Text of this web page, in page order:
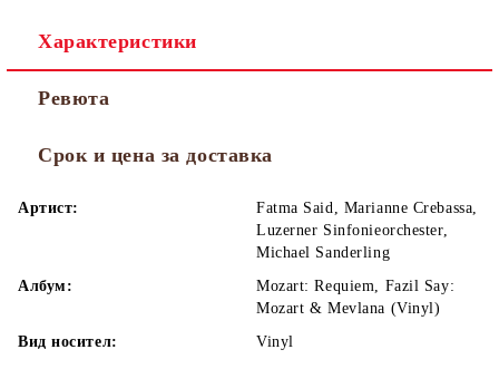
Характеристики
Ревюта
Срок и цена за доставка
Артист:
Fatma Said, Marianne Crebassa,
Luzerner Sinfonieorchester,
Michael Sanderling
Албум:
Mozart: Requiem, Fazil Say:
Mozart & Mevlana (Vinyl)
Вид носител:
Vinyl